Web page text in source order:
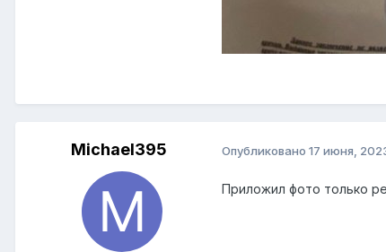
Michael395 Опубликовано 17 июня,
Приложил фото только